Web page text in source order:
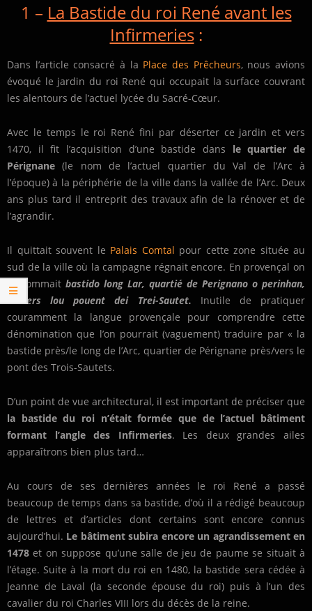
1 – La Bastide du roi René avant les
Infirmeries:
Dans l’article consacré à la Place des Prêcheurs, nous avions
évoqué le jardin du roi René qui occupait la surface couvrant
les alentours de l’actuel lycée du Sacré-Cœur.
Avec le temps le roi René fini par déserter ce jardin et vers
1470, il fit l’acquisition d’une bastide dans le quartier de
Pérignane (le nom de l’actuel quartier du Val de l’Arc à
l’époque) à la périphérie de la ville dans la vallée de l’Arc. Deux
ans plus tard il entreprit des travaux afin de la rénover et de
l’agrandir.
Il quittait souvent le Palais Comtal pour cette zone située au
sud de la ville où la campagne régnait encore. En provençal on
la nommait bastido long Lar, quartié de Perignano o perinhan,
de-vers lou pouent dei Trei-Sautet. Inutile de pratiquer
couramment la langue provençale pour comprendre cette
dénomination que l’on pourrait (vaguement) traduire par « la
bastide près/le long de l’Arc, quartier de Pérignane près/vers le
pont des Trois-Sautets.
D’un point de vue architectural, il est important de préciser que
la bastide du roi n’était formée que de l’actuel bâtiment
formant l’angle des Infirmeries. Les deux grandes ailes
apparaîtrons bien plus tard…
Au cours de ses dernières années le roi René a passé
beaucoup de temps dans sa bastide, d’où il a rédigé beaucoup
de lettres et d’articles dont certains sont encore connus
aujourd’hui. Le bâtiment subira encore un agrandissement en
1478 et on suppose qu’une salle de jeu de paume se situait à
l’étage. Suite à la mort du roi en 1480, la bastide sera cédée à
Jeanne de Laval (la seconde épouse du roi) puis à l’un des
cavalier du roi Charles VIII lors du décès de la reine.